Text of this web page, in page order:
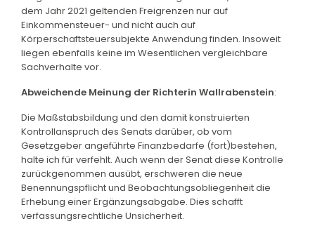
dem Jahr 2021 geltenden Freigrenzen nur auf
Einkommensteuer- und nicht auch auf
Körperschaftsteuersubjekte Anwendung finden. Insoweit
liegen ebenfalls keine im Wesentlichen vergleichbare
Sachverhalte vor.
Abweichende Meinung der Richterin Wallrabenstein:
Die Maßstabsbildung und den damit konstruierten
Kontrollanspruch des Senats darüber, ob vom
Gesetzgeber angeführte Finanzbedarfe (fort)bestehen,
halte ich für verfehlt. Auch wenn der Senat diese Kontrolle
zurückgenommen ausübt, erschweren die neue
Benennungspflicht und Beobachtungsobliegenheit die
Erhebung einer Ergänzungsabgabe. Dies schafft
verfassungsrechtliche Unsicherheit.